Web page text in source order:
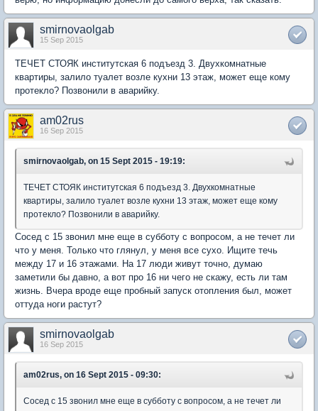
smirnovaolgab
15 Sep 2015
ТЕЧЕТ СТОЯК институтская 6 подъезд 3. Двухкомнатные
квартиры, залило туалет возле кухни 13 этаж, может еще кому
протекло? Позвонили в аварийку.
am02rus
16 Sep 2015
smirnovaolgab, on 15 Sept 2015 - 19:19:
ТЕЧЕТ СТОЯК институтская 6 подъезд 3. Двухкомнатные
квартиры, залило туалет возле кухни 13 этаж, может еще кому
протекло? Позвонили в аварийку.
Сосед с 15 звонил мне еще в субботу с вопросом, а не течет ли
что у меня. Только что глянул, у меня все сухо. Ищите течь
между 17 и 16 этажами. На 17 люди живут точно, думаю
заметили бы давно, а вот про 16 ни чего не скажу, есть ли там
жизнь. Вчера вроде еще пробный запуск отопления был, может
оттуда ноги растут?
smirnovaolgab
16 Sep 2015
am02rus, on 16 Sept 2015 - 09:30:
Сосед с 15 звонил мне еще в субботу с вопросом, а не течет ли